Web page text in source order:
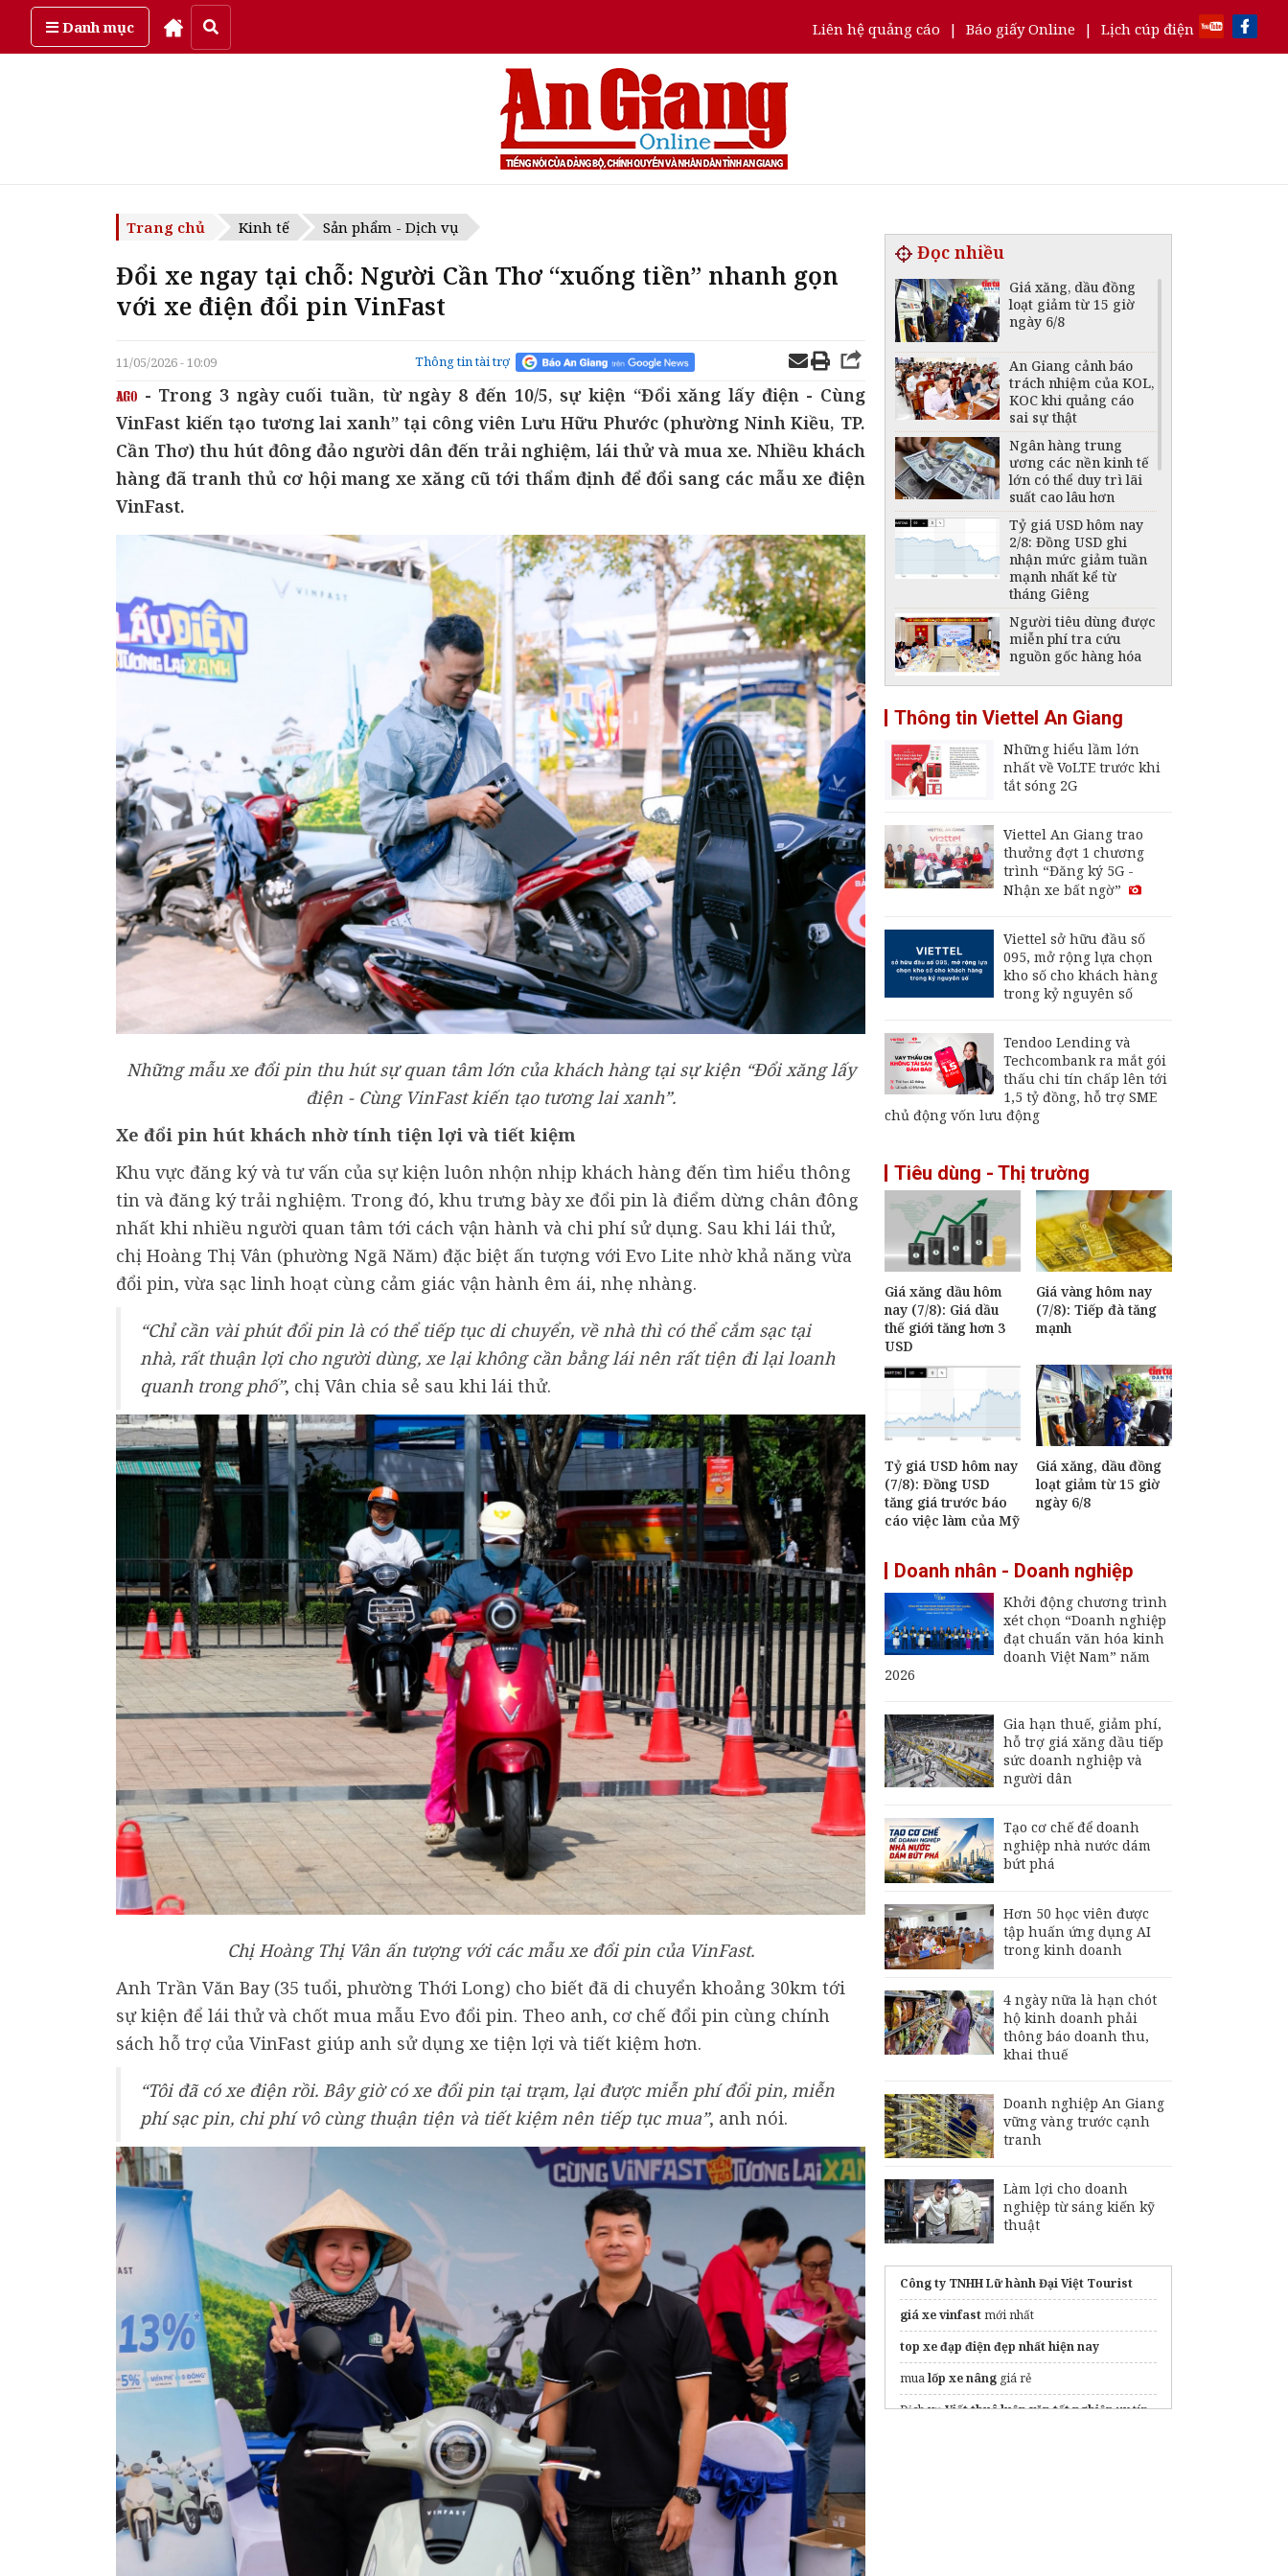
Danh mục Liên hệ quảng cáo | Báo giấy Online | Lịch cúp điện
Thứ sáu, ngày 7/08/2026
Trang chủ Kinh tế Sản phẩm - Dịch vụ
Đổi xe ngay tại chỗ: Người Cần Thơ “xuống tiền” nhanh gọn
với xe điện đổi pin VinFast
11/05/2026 - 10:09 Thông tin tài trợ
- Trong 3 ngày cuối tuần, từ ngày 8 đến 10/5, sự kiện “Đổi xăng lấy điện - Cùng
VinFast kiến tạo tương lai xanh” tại công viên Lưu Hữu Phước (phường Ninh Kiều, TP.
Cần Thơ) thu hút đông đảo người dân đến trải nghiệm, lái thử và mua xe. Nhiều khách
hàng đã tranh thủ cơ hội mang xe xăng cũ tới thẩm định để đổi sang các mẫu xe điện
VinFast.
Những mẫu xe đổi pin thu hút sự quan tâm lớn của khách hàng tại sự kiện “Đổi xăng lấy
điện - Cùng VinFast kiến tạo tương lai xanh”.
Xe đổi pin hút khách nhờ tính tiện lợi và tiết kiệm
Khu vực đăng ký và tư vấn của sự kiện luôn nhộn nhịp khách hàng đến tìm hiểu thông
tin và đăng ký trải nghiệm. Trong đó, khu trưng bày xe đổi pin là điểm dừng chân đông
nhất khi nhiều người quan tâm tới cách vận hành và chi phí sử dụng. Sau khi lái thử,
chị Hoàng Thị Vân (phường Ngã Năm) đặc biệt ấn tượng với Evo Lite nhờ khả năng vừa
đổi pin, vừa sạc linh hoạt cùng cảm giác vận hành êm ái, nhẹ nhàng.
“Chỉ cần vài phút đổi pin là có thể tiếp tục di chuyển, về nhà thì có thể cắm sạc tại
nhà, rất thuận lợi cho người dùng, xe lại không cần bằng lái nên rất tiện đi lại loanh
quanh trong phố”, chị Vân chia sẻ sau khi lái thử.
Chị Hoàng Thị Vân ấn tượng với các mẫu xe đổi pin của VinFast.
Anh Trần Văn Bay (35 tuổi, phường Thới Long) cho biết đã di chuyển khoảng 30km tới
sự kiện để lái thử và chốt mua mẫu Evo đổi pin. Theo anh, cơ chế đổi pin cùng chính
sách hỗ trợ của VinFast giúp anh sử dụng xe tiện lợi và tiết kiệm hơn.
“Tôi đã có xe điện rồi. Bây giờ có xe đổi pin tại trạm, lại được miễn phí đổi pin, miễn
phí sạc pin, chi phí vô cùng thuận tiện và tiết kiệm nên tiếp tục mua”, anh nói.
Đọc nhiều
Giá xăng, dầu đồng
loạt giảm từ 15 giờ
ngày 6/8
An Giang cảnh báo
trách nhiệm của KOL,
KOC khi quảng cáo
sai sự thật
Ngân hàng trung
ương các nền kinh tế
lớn có thể duy trì lãi
suất cao lâu hơn
Tỷ giá USD hôm nay
2/8: Đồng USD ghi
nhận mức giảm tuần
mạnh nhất kể từ
tháng Giêng
Người tiêu dùng được
miễn phí tra cứu
nguồn gốc hàng hóa
xuất khẩu
Tái cấu trúc ngành
đóng tàu, phát triển
quốc gia
Giá xăng, dầu hôm
nay 2/8: Giá dầu thế
giới trong tuần liên
Giá vàng hôm nay,
6/8: Tăng mạnh
cho mục tiêu tăng
trưởng hai con số
Thông tin Viettel An Giang
Những hiểu lầm lớn
nhất về VoLTE trước khi
tắt sóng 2G
Viettel An Giang trao
thưởng đợt 1 chương
trình “Đăng ký 5G -
Nhận xe bất ngờ”
Viettel sở hữu đầu số
095, mở rộng lựa chọn
kho số cho khách hàng
trong kỷ nguyên số
Tendoo Lending và
Techcombank ra mắt gói
thấu chi tín chấp lên tới
1,5 tỷ đồng, hỗ trợ SME
chủ động vốn lưu động
Tiêu dùng - Thị trường
Giá xăng dầu hôm
nay (7/8): Giá dầu
thế giới tăng hơn 3
USD
Giá vàng hôm nay
(7/8): Tiếp đà tăng
mạnh
Tỷ giá USD hôm nay
(7/8): Đồng USD
tăng giá trước báo
cáo việc làm của Mỹ
Giá xăng, dầu đồng
loạt giảm từ 15 giờ
ngày 6/8
Doanh nhân - Doanh nghiệp
Khởi động chương trình
xét chọn “Doanh nghiệp
đạt chuẩn văn hóa kinh
doanh Việt Nam” năm
2026
Gia hạn thuế, giảm phí,
hỗ trợ giá xăng dầu tiếp
sức doanh nghiệp và
người dân
Tạo cơ chế để doanh
nghiệp nhà nước dám
bứt phá
Hơn 50 học viên được
tập huấn ứng dụng AI
trong kinh doanh
4 ngày nữa là hạn chót
hộ kinh doanh phải
thông báo doanh thu,
khai thuế
Doanh nghiệp An Giang
vững vàng trước cạnh
tranh
Làm lợi cho doanh
nghiệp từ sáng kiến kỹ
thuật
Công ty TNHH Lữ hành Đại Việt Tourist
giá xe vinfastmới nhất
top xe đạp điện đẹp nhất hiện nay
mualốp xe nâng giá rẻ
Dịch vụViết thuê luận văn tốt nghiệpuy tín